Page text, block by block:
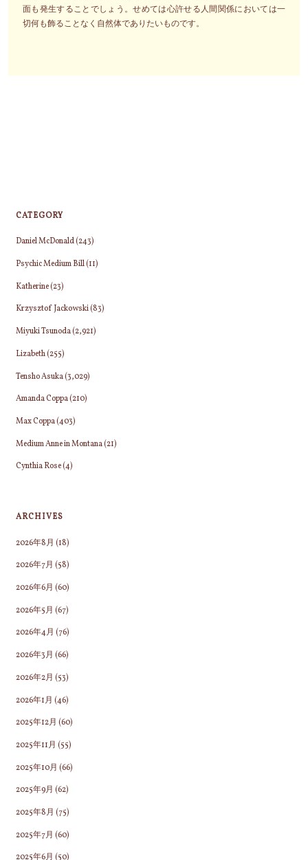
面も発生することでしょう。せめては心許せる人間関係においては一
切何も飾ることなく自然体でありたいものです。
CATEGORY
Daniel McDonald(243)
Psychic Medium Bill(11)
Katherine(23)
Krzysztof Jackowski(83)
Miyuki Tsunoda(2,921)
Lizabeth(255)
Tensho Asuka(3,029)
Amanda Coppa(210)
Max Coppa(403)
Medium Anne in Montana(21)
Cynthia Rose(4)
ARCHIVES
2026年8月 (18)
2026年7月 (58)
2026年6月 (60)
2026年5月 (67)
2026年4月 (76)
2026年3月 (66)
2026年2月 (53)
2026年1月 (46)
2025年12月 (60)
2025年11月 (55)
2025年10月 (66)
2025年9月 (62)
2025年8月 (75)
2025年7月 (60)
2025年6月 (50)